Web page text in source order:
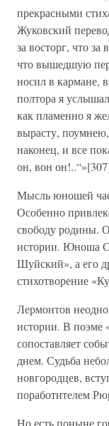
прекрасными
Жуковский
за восторг, что за
что вышедшую
носил в кармане,
полтора я
как пламенно я
вырасту,
наконец, и все
он, вон
Мысль юношей
Особенно
свободу родины.
истории. Юноша
Шуйский», а его
стихотворение
Лермонтов
истории. В поэме
сопоставляет
днем. Судьба
новгородцев,
поработителем
Но есть поныне